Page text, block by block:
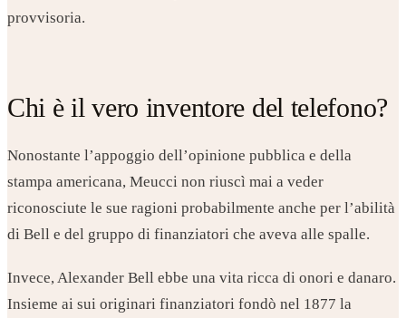
provvisoria.
Chi è il vero inventore del telefono?
Nonostante l’appoggio dell’opinione pubblica e della
stampa americana, Meucci non riuscì mai a veder
riconosciute le sue ragioni probabilmente anche per l’abilità
di Bell e del gruppo di finanziatori che aveva alle spalle.
Invece, Alexander Bell ebbe una vita ricca di onori e danaro.
Insieme ai sui originari finanziatori fondò nel 1877 la